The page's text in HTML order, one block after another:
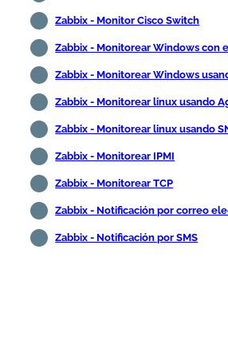
Zabbix - Monitor Cisco Switch
Zabbix - Monitorear Windows con
Zabbix - Monitorear Windows
Zabbix - Monitorear linux usando
Zabbix - Monitorear linux usando
Zabbix - Monitorear IPMI
Zabbix - Monitorear TCP
Zabbix - Notificación por correo
Zabbix - Notificación por SMS